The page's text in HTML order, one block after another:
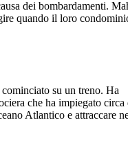
dei bombardamenti.
quando il loro
su un treno. Ha
che ha impiegato circa
Atlantico e attraccare